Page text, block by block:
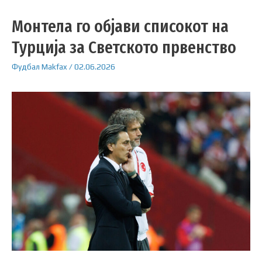
Монтела го објави списокот на
Турција за Светското првенство
Фудбал Makfax/02.06.2026